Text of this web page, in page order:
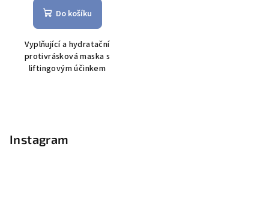
Do košíku
Vyplňující a hydratační
protivrásková maska s
liftingovým účinkem
Instagram